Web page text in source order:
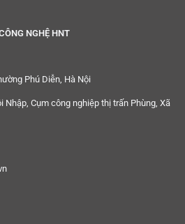
NGHỆ HNT
Phú Diễn, Hà Nội
Nhập, Cụm công nghiệp thị trấn Phùng, Xã